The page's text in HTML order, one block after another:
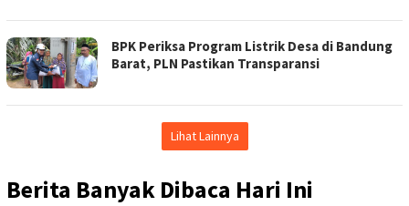
BPK Periksa Program Listrik Desa di Bandung
Barat, PLN Pastikan Transparansi
Lihat Lainnya
Berita Banyak Dibaca Hari Ini